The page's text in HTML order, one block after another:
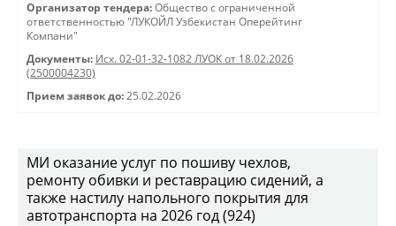
Организатор тендера: Общество с ограниченной
ответственностью "ЛУКОЙЛ Узбекистан Оперейтинг
Компани"
Документы: Исх. 02-01-32-1082 ЛУОК от 18.02.2026
(2500004230)
Прием заявок до: 25.02.2026
МИ оказание услуг по пошиву чехлов,
ремонту обивки и реставрацию сидений, а
также настилу напольного покрытия для
автотранспорта на 2026 год (924)